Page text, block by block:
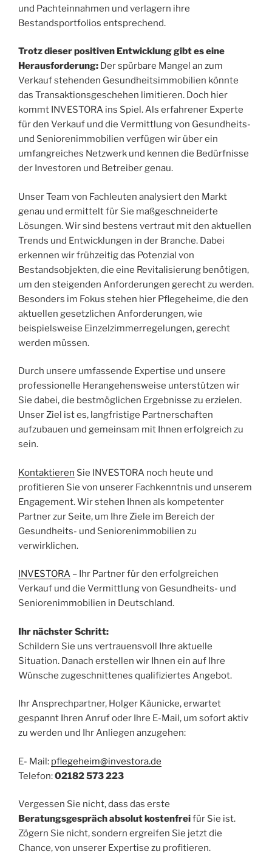
und Pachteinnahmen und verlagern ihre
Bestandsportfolios entsprechend.
Trotz dieser positiven Entwicklung gibt es eine
Herausforderung: Der spürbare Mangel an zum
Verkauf stehenden Gesundheitsimmobilien könnte
das Transaktionsgeschehen limitieren. Doch hier
kommt INVESTORA ins Spiel. Als erfahrener Experte
für den Verkauf und die Vermittlung von Gesundheits-
und Seniorenimmobilien verfügen wir über ein
umfangreiches Netzwerk und kennen die Bedürfnisse
der Investoren und Betreiber genau.
Unser Team von Fachleuten analysiert den Markt
genau und ermittelt für Sie maßgeschneiderte
Lösungen. Wir sind bestens vertraut mit den aktuellen
Trends und Entwicklungen in der Branche. Dabei
erkennen wir frühzeitig das Potenzial von
Bestandsobjekten, die eine Revitalisierung benötigen,
um den steigenden Anforderungen gerecht zu werden.
Besonders im Fokus stehen hier Pflegeheime, die den
aktuellen gesetzlichen Anforderungen, wie
beispielsweise Einzelzimmerregelungen, gerecht
werden müssen.
Durch unsere umfassende Expertise und unsere
professionelle Herangehensweise unterstützen wir
Sie dabei, die bestmöglichen Ergebnisse zu erzielen.
Unser Ziel ist es, langfristige Partnerschaften
aufzubauen und gemeinsam mit Ihnen erfolgreich zu
sein.
Kontaktieren Sie INVESTORA noch heute und
profitieren Sie von unserer Fachkenntnis und unserem
Engagement. Wir stehen Ihnen als kompetenter
Partner zur Seite, um Ihre Ziele im Bereich der
Gesundheits- und Seniorenimmobilien zu
verwirklichen.
INVESTORA – Ihr Partner für den erfolgreichen
Verkauf und die Vermittlung von Gesundheits- und
Seniorenimmobilien in Deutschland.
Ihr nächster Schritt:
Schildern Sie uns vertrauensvoll Ihre aktuelle
Situation. Danach erstellen wir Ihnen ein auf Ihre
Wünsche zugeschnittenes qualifiziertes Angebot.
Ihr Ansprechpartner, Holger Käunicke, erwartet
gespannt Ihren Anruf oder Ihre E-Mail, um sofort aktiv
zu werden und Ihr Anliegen anzugehen:
E- Mail: pflegeheim@investora.de
Telefon:02182 573 223
Vergessen Sie nicht, dass das erste
Beratungsgespräch absolut kostenfreifür Sie ist.
Zögern Sie nicht, sondern ergreifen Sie jetzt die
Chance, von unserer Expertise zu profitieren.